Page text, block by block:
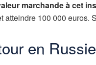
marchande à cet
atteindre 100 000 euros.
en